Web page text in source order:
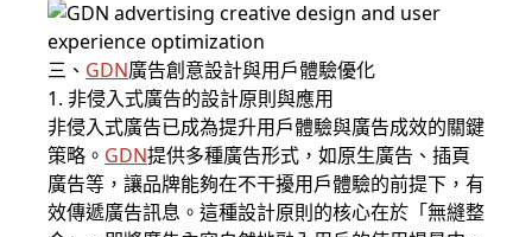
三、 GDN廣告創意設計與用戶體驗優化
1. 非侵入式廣告的設計原則與應用
非侵入式廣告已成為提升用戶體驗與廣告成效的關鍵
策略。 GDN提供多種廣告形式，如原生廣告、插頁
廣告等，讓品牌能夠在不干擾用戶體驗的前提下，有
效傳遞廣告訊息。這種設計原則的核心在於「無縫整